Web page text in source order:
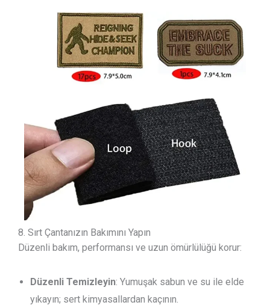
8. Sırt Çantanızın Bakımını Yapın
Düzenli bakım, performansı ve uzun ömürlülüğü korur:
Düzenli Temizleyin: Yumuşak sabun ve su ile elde
yıkayın; sert kimyasallardan kaçının.